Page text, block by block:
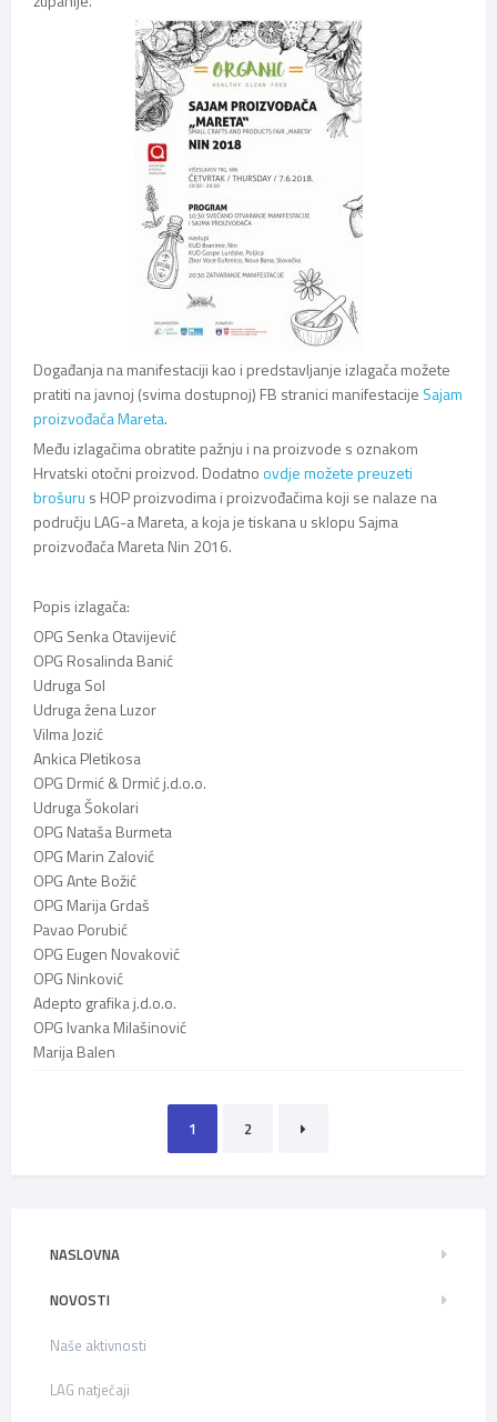
Događanja na manifestaciji kao i predstavljanje izlagača možete
pratiti na javnoj (svima dostupnoj) FB stranici manifestacije Sajam
proizvođača Mareta.
Među izlagačima obratite pažnju i na proizvode s oznakom
Hrvatski otočni proizvod. Dodatnoovdje možete preuzeti
brošuru s HOP proizvodima i proizvođačima koji se nalaze na
području LAG-a Mareta, a koja je tiskana u sklopu Sajma
proizvođača Mareta Nin 2016.
Popis izlagača:
OPG Senka Otavijević
OPG Rosalinda Banić
Udruga Sol
Udruga žena Luzor
Vilma Jozić
Ankica Pletikosa
OPG Drmić & Drmić j.d.o.o.
Udruga Šokolari
OPG Nataša Burmeta
OPG Marin Zalović
OPG Ante Božić
OPG Marija Grdaš
Pavao Porubić
OPG Eugen Novaković
OPG Ninković
Adepto grafika j.d.o.o.
OPG Ivanka Milašinović
Marija Balen
1 2
NASLOVNA
NOVOSTI
Naše aktivnosti
LAG natječaji